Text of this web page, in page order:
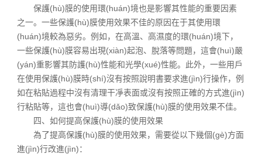
保護(hù)膜的使用環(huán)境也是影響其性能的重要因素
之一。一些保護(hù)膜使用效果不佳的原因在于其使用環
(huán)境較為惡劣。例如，在高溫、高濕度的環(huán)境下，
一些保護(hù)膜容易出現(xiàn)起泡、脫落等問題，這會(huì)嚴
(yán)重影響其防護(hù)性能和光學(xué)性能。此外，一些用戶
在使用保護(hù)膜時(shí)沒有按照說明書要求進(jìn)行操作，例
如在粘貼過程中沒有清理干凈表面或沒有按照正確的方式進(jìn)
行粘貼等，這也會(huì)導(dǎo)致保護(hù)膜的使用效果不佳。
四、如何提高保護(hù)膜的使用效果
為了提高保護(hù)膜的使用效果，需要從以下幾個(gè)方面
進(jìn)行改進(jìn)：